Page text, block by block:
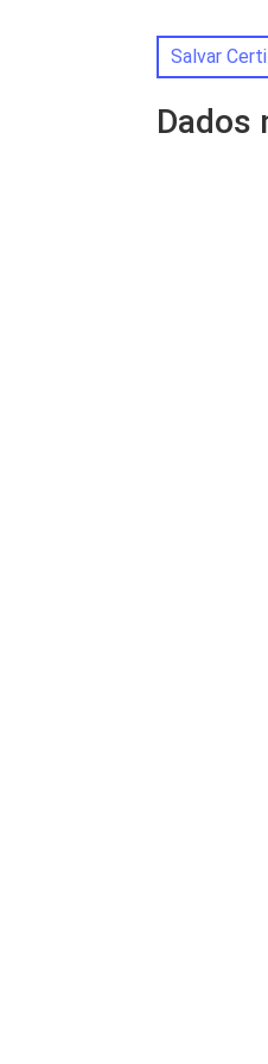
Salvar
Dados